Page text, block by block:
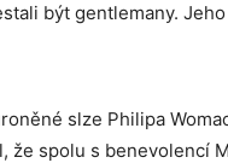
být gentlemany.
slze Philipa
že spolu s benevolencí